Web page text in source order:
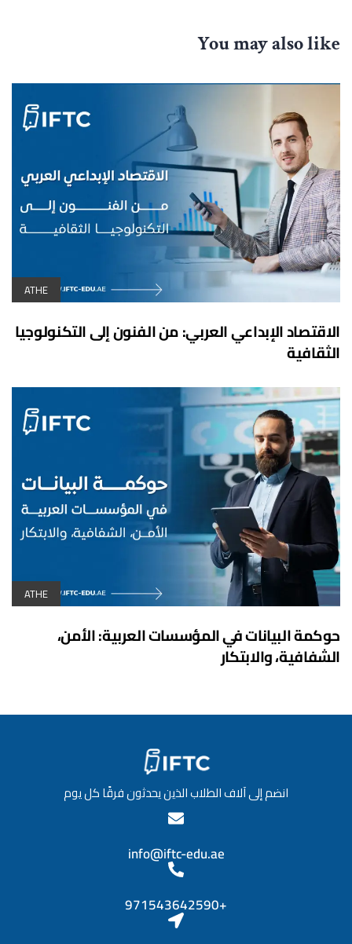
You may also like
ATHE
الاقتصاد الإبداعي العربي: من الفنون إلى التكنولوجيا
الثقافية
ATHE
حوكمة البيانات في المؤسسات العربية: الأمن،
الشفافية، والابتكار
انضم إلى آلاف الطلاب الذين يحدثون فرقًا كل يوم
info@iftc-edu.ae
+971543642590